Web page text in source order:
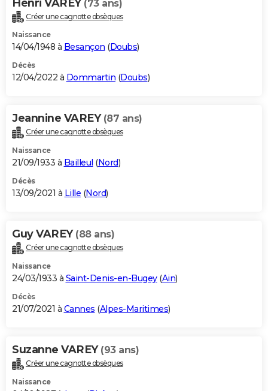
Henri VAREY (73 ans)
Créer une cagnotte obsèques
Naissance
14/04/1948 à Besançon (Doubs)
Décès
12/04/2022 à Dommartin (Doubs)
Jeannine VAREY (87 ans)
Créer une cagnotte obsèques
Naissance
21/09/1933 à Bailleul (Nord)
Décès
13/09/2021 à Lille (Nord)
Guy VAREY (88 ans)
Créer une cagnotte obsèques
Naissance
24/03/1933 à Saint-Denis-en-Bugey(Ain)
Décès
21/07/2021 à Cannes (Alpes-Maritimes)
Suzanne VAREY (93 ans)
Créer une cagnotte obsèques
Naissance